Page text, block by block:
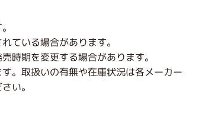
ている場合があります。
時期を変更する場合があります。
。取扱いの有無や在庫状況は各メーカー
い。